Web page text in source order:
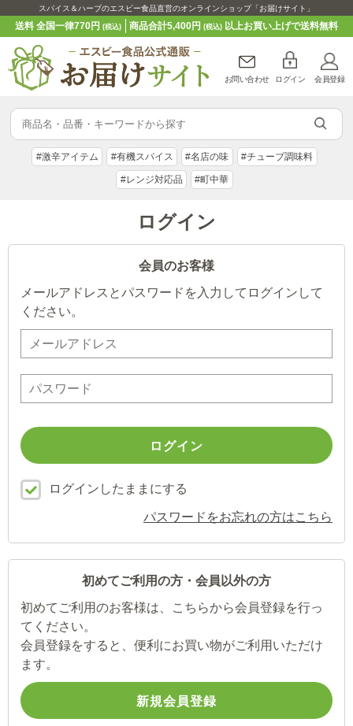
スパイス＆ハーブのエスビー食品直営のオンラインショップ「お届けサイト」
送料 全国一律770円(税込) 商品合計5,400円 (税込)以上お買い上げで送料無料
お問い合わせ ログイン 会員登録
#激辛アイテム #有機スパイス #名店の味 #チューブ調味料
#レンジ対応品 #町中華
ログイン
会員のお客様
メールアドレスとパスワードを入力してログインして
ください。
ログインしたままにする
パスワードをお忘れの方はこちら
初めてご利用の方・会員以外の方
初めてご利用のお客様は、こちらから会員登録を行っ
てください。
会員登録をすると、便利にお買い物がご利用いただけ
ます。